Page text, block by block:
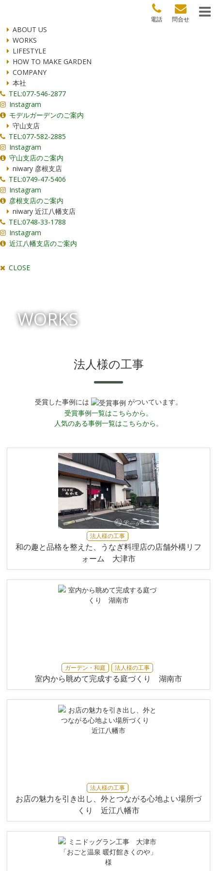
問合せ
電話
ABOUT US
WORKS
LIFESTYLE
HOW TO MAKE GARDEN
COMPANY
本社
TEL:077-546-2877
Instagram
モデルガーデンのご案内
守山支店
TEL:077-582-2885
Instagram
守山支店のご案内
niwary 彦根支店
TEL:0749-47-5406
Instagram
彦根支店のご案内
niwary 近江八幡支店
TEL:0748-33-1788
Instagram
近江八幡支店のご案内
CLOSE
WORKS
法人様の工事
受賞した事例には
がついています。
受賞事例一覧はこちらから。
人気のある事例一覧はこちらから。
法人様の工事
和の趣と品格を整えた、うなぎ料理店の店舗外構リフ
ォーム 大津市
ガーデン・和庭 法人様の工事
室内から眺めて完成する庭づくり 湖南市
法人様の工事
お店の魅力を引き出し、外とつながる心地よい場所づ
くり 近江八幡市